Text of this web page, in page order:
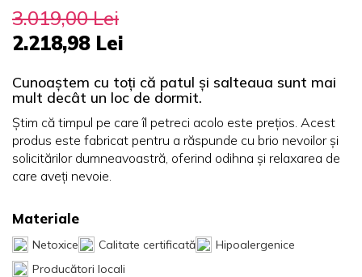
2.218,98 Lei
3.019,00 Lei
Cunoaștem cu toți că patul și salteaua sunt mai
mult decât un loc de dormit.
Știm că timpul pe care îl petreci acolo este prețios. Acest
produs este fabricat pentru a răspunde cu brio nevoilor și
solicitărilor dumneavoastră, oferind odihna și relaxarea de
care aveți nevoie.
Materiale
Netoxice Calitate certificată
Hipoalergenice
Producători locali